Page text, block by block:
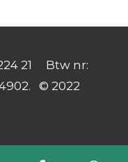
21 Btw nr:
© 2022